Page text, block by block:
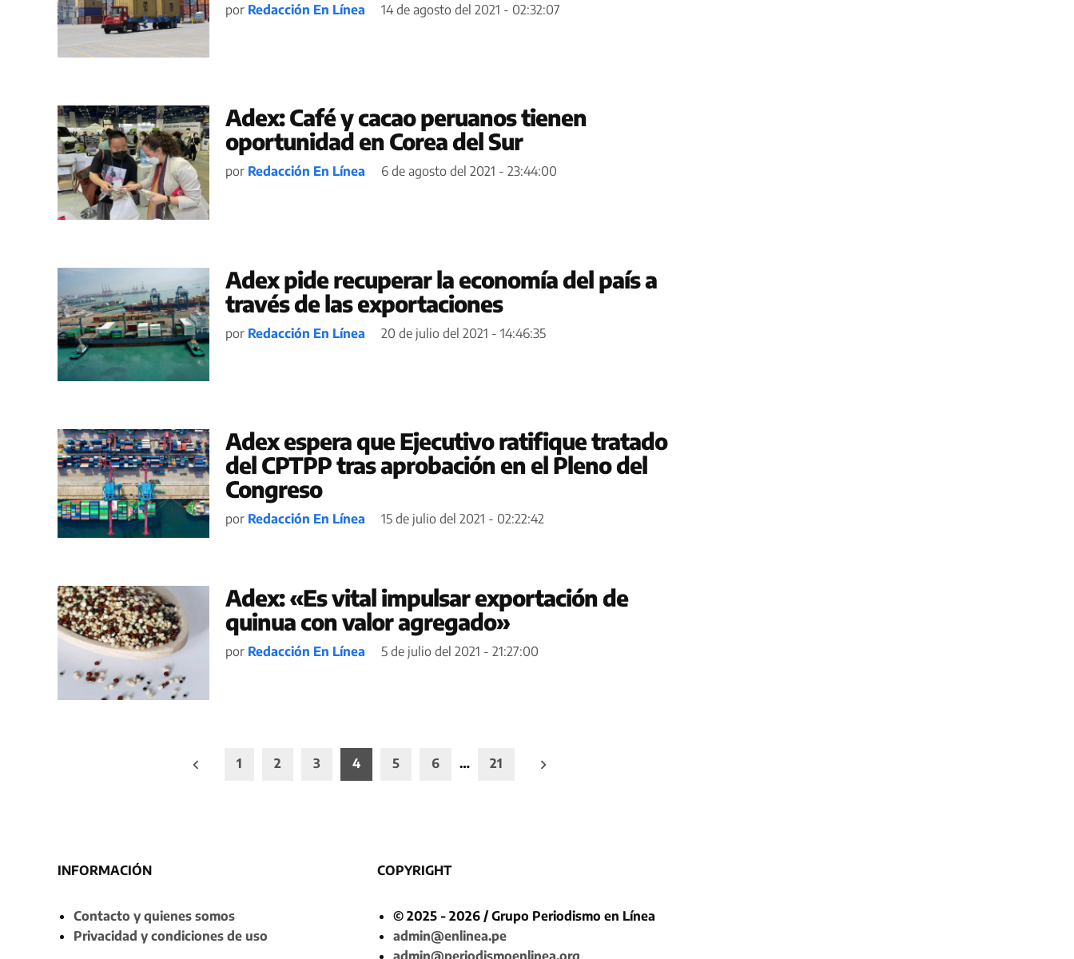
por Redacción En Línea 14 de agosto del 2021 - 02:32:07
Adex: Café y cacao peruanos tienen
oportunidad en Corea del Sur
por Redacción En Línea 6 de agosto del 2021 - 23:44:00
Adex pide recuperar la economía del país a
través de las exportaciones
por Redacción En Línea 20 de julio del 2021 - 14:46:35
Adex espera que Ejecutivo ratifique tratado
del CPTPP tras aprobación en el Pleno del
Congreso
por Redacción En Línea 15 de julio del 2021 - 02:22:42
Adex: «Es vital impulsar exportación de
quinua con valor agregado»
por Redacción En Línea 5 de julio del 2021 - 21:27:00
Paginación
1 2 3 4 5 6 … 21
INFORMACIÓN
Contacto y quienes somos
Privacidad y condiciones de uso
COPYRIGHT
© 2025 - 2026 / Grupo Periodismo en Línea
admin@enlinea.pe
admin@periodismoenlinea.org